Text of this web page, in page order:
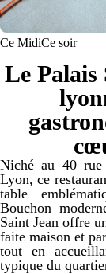
Ce MidiCe soir
Le
Niché au 40 rue
Lyon, ce
table
Bouchon
Saint Jean offre
faite maison et
tout en
typique du